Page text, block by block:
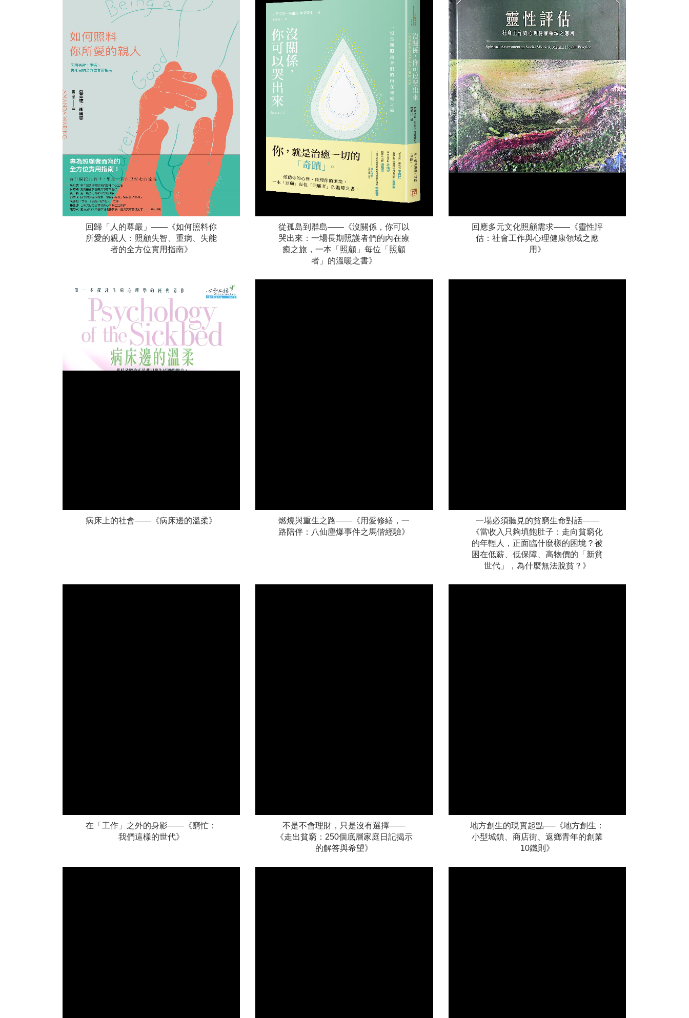
回歸「人的尊嚴」——《如何照料你
所愛的親人：照顧失智、重病、失能
者的全方位實用指南》
從孤島到群島——《沒關係，你可以
哭出來：一場長期照護者們的內在療
癒之旅，一本「照顧」每位「照顧
者」的溫暖之書》
回應多元文化照顧需求——《靈性評
估：社會工作與心理健康領域之應
用》
病床上的社會——《病床邊的溫柔》
燃燒與重生之路——《用愛修繕，一
路陪伴：八仙塵爆事件之馬偕經驗》
一場必須聽見的貧窮生命對話——
《當收入只夠填飽肚子：走向貧窮化
的年輕人，正面臨什麼樣的困境？被
困在低薪、低保障、高物價的「新貧
世代」，為什麼無法脫貧？》
在「工作」之外的身影——《窮忙：
我們這樣的世代》
不是不會理財，只是沒有選擇——
《走出貧窮：250個底層家庭日記揭示
的解答與希望》
地方創生的現實起點──《地方創生：
小型城鎮、商店街、返鄉青年的創業
10鐵則》